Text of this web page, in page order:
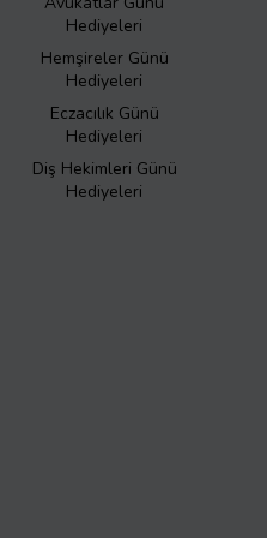
Hediyeleri
Hemşireler Günü
Hediyeleri
Eczacılık Günü
Hediyeleri
Diş Hekimleri Günü
Hediyeleri